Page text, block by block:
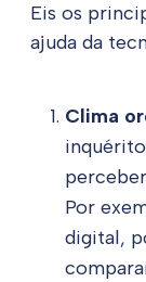
Eis os
ajuda da
Clima
Por
digital,